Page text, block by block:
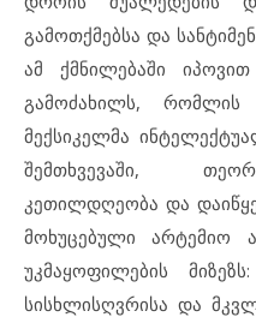
გამოთქმებსა და
ამ ქმნილებაში
გამოძახილს, რომლის
მექსიკელმა
შემთხვევაში,
კეთილდღეობა და
მოხუცებული არტემიო
უკმაყოფილების
სისხლისღვრისა და